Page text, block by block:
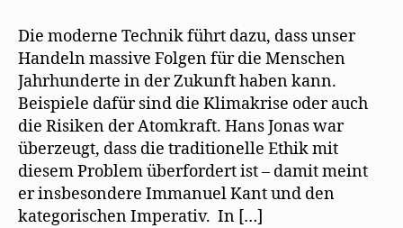
Die moderne Technik führt dazu, dass unser
Handeln massive Folgen für die Menschen
Jahrhunderte in der Zukunft haben kann.
Beispiele dafür sind die Klimakrise oder auch
die Risiken der Atomkraft. Hans Jonas war
überzeugt, dass die traditionelle Ethik mit
diesem Problem überfordert ist – damit meint
er insbesondere Immanuel Kant und den
kategorischen Imperativ. In […]